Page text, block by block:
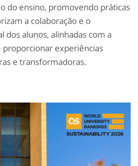
do ensino, promovendo práticas
a colaboração e o
dos alunos, alinhadas com a
proporcionar experiências
e transformadoras.